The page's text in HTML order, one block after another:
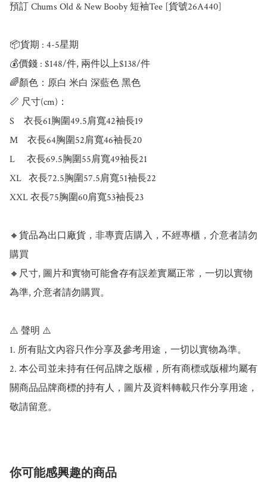
預訂 Chums Old & New Booby 短袖Tee [貨號26A440]
📦貨期 : 4-5星期
💰價錢 : $148/件, 兩件以上$138/件
🌈顏色：原白 米白 深藍色 黑色
📏 尺寸(cm)：
S    衣長61胸圍49.5肩寬42袖長19
M    衣長64胸圍52肩寬46袖長20
L     衣長69.5胸圍55肩寬49袖長21
XL   衣長72.5胸圍57.5肩寬51袖長22
XXL 衣長75胸圍60肩寬53袖長23
🔸貨品為出口廠貨，非專賣店購入，不經專櫃，介意者請勿
購買
🔸尺寸, 圖片和實物可能會存有誤差實屬正常，一切以實物
為準, 介意者請勿購買。
⚠️ 聲明 ⚠️
1. 所有貼文內容只作分享及參考用途，一切以實物為準。
2. 本公司並未持有任何品牌之版權，所有商標或版權均屬有
關商品品牌商標的持有人，圖片及資料轉載只作分享用途，
你可能感興趣的商品